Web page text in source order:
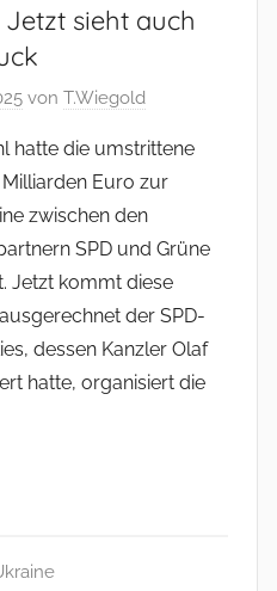
sieht auch
von T.Wiegold
hatte die umstrittene
Euro zur
zwischen den
SPD und Grüne
Jetzt kommt diese
der SPD-
dessen Kanzler Olaf
hatte, organisiert die